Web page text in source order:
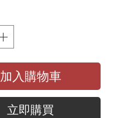
加入購物車
立即購買